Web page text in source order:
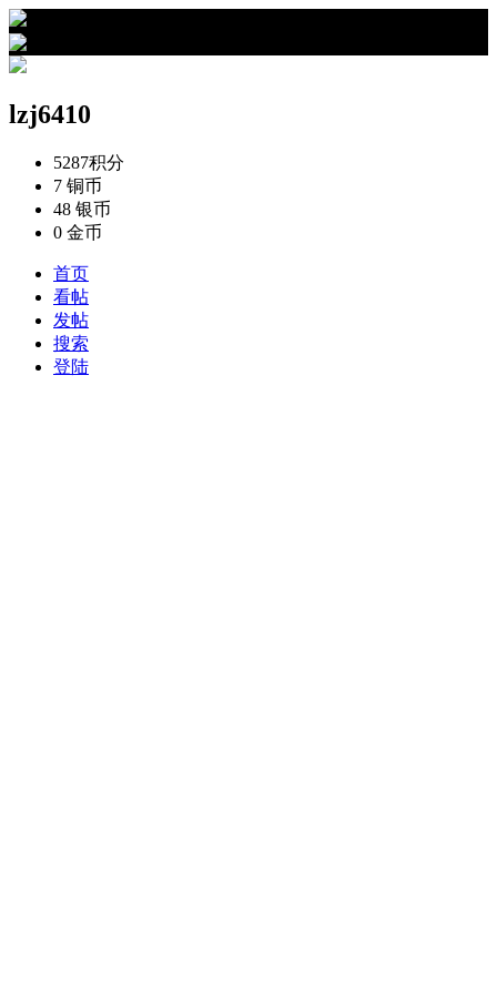
lzj6410
5287积分
7 铜币
48 银币
0 金币
首页
看帖
发帖
搜索
登陆